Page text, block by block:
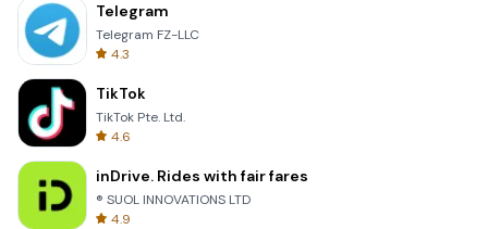
Telegram
Telegram FZ-LLC
4.3
TikTok
TikTok Pte. Ltd.
4.6
inDrive. Rides with fair fares
® SUOL INNOVATIONS LTD
4.9